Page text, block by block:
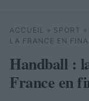
Rechercher
ACCUEIL » SPORT »
LA FRANCE EN
Handball :
France en